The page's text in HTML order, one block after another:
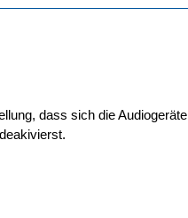
dass sich die Audiogeräte